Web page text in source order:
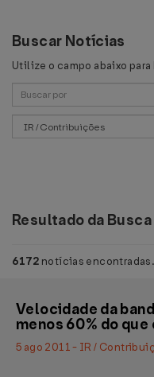
Buscar Notícias
Utilize o campo abaixo
Resultado da Busca
6172 notícias
Velocidade da
menos 60% do
5 ago 2011 - IR /